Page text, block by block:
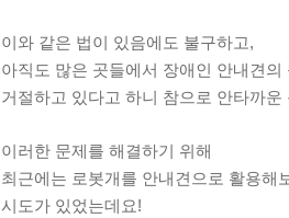
이와 같은 법이 있음에도 불구하고,
아직도 많은 곳들에서 장애인 안내견의
거절하고 있다고 하니 참으로 안타까
이러한 문제를 해결하기 위해
최근에는 로봇개를 안내견으로 활용해
시도가 있었는데요!